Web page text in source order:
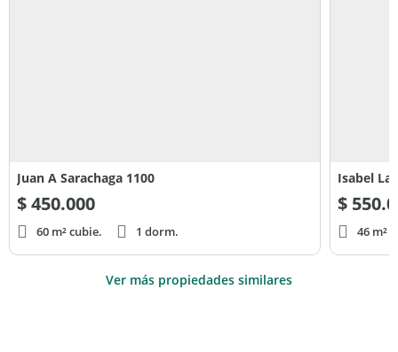
Juan A Sarachaga 1100
$450.000
60 m² cubie. 1 dorm.
Isabel La
$
46 m²
Ver más propiedades similares